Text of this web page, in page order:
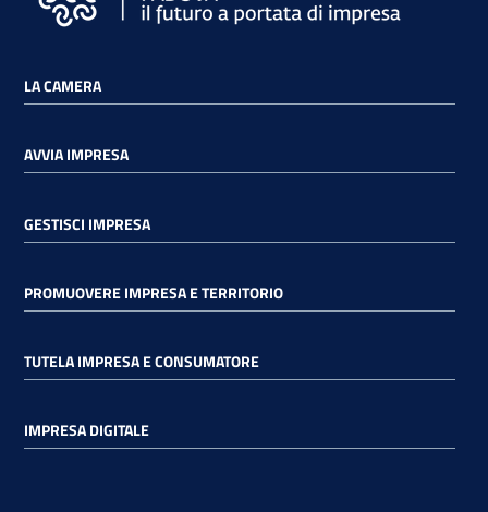
LA CAMERA
AVVIA IMPRESA
GESTISCI IMPRESA
PROMUOVERE IMPRESA E TERRITORIO
TUTELA IMPRESA E CONSUMATORE
IMPRESA DIGITALE